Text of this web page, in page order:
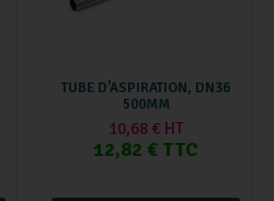
TUBE D’ASPIRATION, DN36
500MM
10,68 € HT
12,82 € TTC